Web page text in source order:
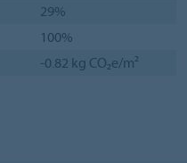
29%
100%
-0.82 kg CO₂e/m²